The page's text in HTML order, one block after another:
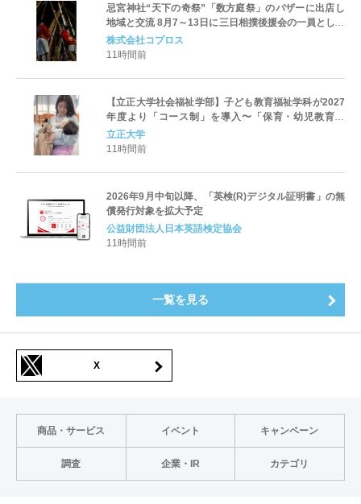
忌宮神社“天下の奇祭”「数方庭祭」のバザーに出店し
地域と交流 8月7～13日に三日相撲後援会の一員として
参加
株式会社コプロス
11時間前
【立正大学社会福祉学部】子ども教育福祉学科が2027
年度より「コース制」を導入〜「保育・幼児教育」
「初等教育」「子ども心理」の3コースを新設し、目指
すキャリアと学びを明確化〜
立正大学
11時間前
2026年9月中旬以降、「英検(R)デジタル証明書」の無
償発行対象を拡大予定
公益財団法人日本英語検定協会
11時間前
一覧を見る
X
商品・サービス イベント キャンペーン
調査 企業・IR カテゴリ